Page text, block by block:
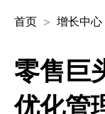
推荐营销
网红合作伙伴
Technology
出海生态观察
新闻中心
Italiano
首页 增长中心
零售巨
优化管